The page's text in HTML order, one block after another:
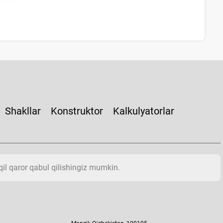
Shakllar Konstruktor
Kalkulyatorlar
qaror qabul qilishingiz mumkin.